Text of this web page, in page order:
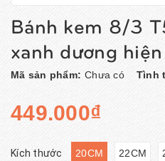
Bánh kem 8/3
xanh dương
Mã sản phẩm: Chưa có Tình
449.000₫
Kích thước 20CM 22CM